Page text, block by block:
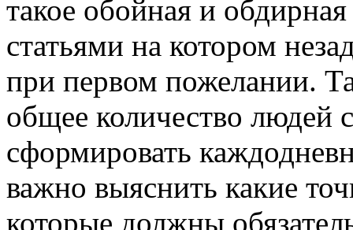
такое обойная и
статьями на котором
при первом пожелании.
общее количество людей
сформировать
важно выяснить какие
которые должны